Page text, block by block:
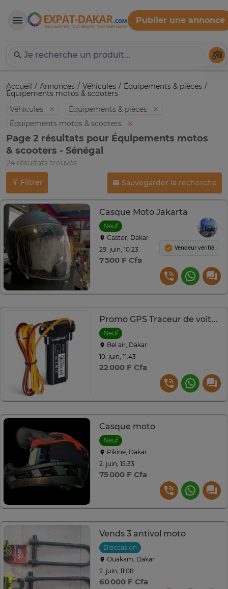
Expat-Dakar
Publier une annonce
Accueil Annonces Véhicules Équipements & pièces
Équipements motos & scooters
Véhicules
Équipements & pièces
Équipements motos & scooters
Page 2 résultats pour Équipements motos
& scooters - Sénégal
24 résultats trouvés
Filtrer Sauvegarder la recherche
Casque Moto Jakarta
Neuf
Castor, Dakar
29. juin, 10:23
7 500 F Cfa
Vendeur vérifié
Promo GPS Traceur de voiture, MOTOS, scooter
Neuf
Bel air, Dakar
10. juin, 11:43
22 000 F Cfa
Casque moto
Neuf
Pikine, Dakar
2. juin, 15:33
75 000 F Cfa
Vends 3 antivol moto
D'occasion
Ouakam, Dakar
2. juin, 11:08
60 000 F Cfa